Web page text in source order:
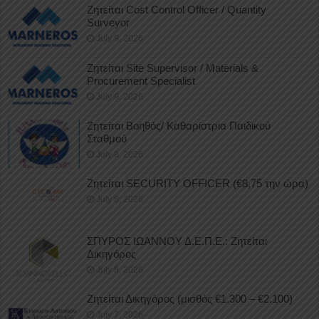
Ζητείται Cost Control Officer / Quantity
Surveyor
July 9, 2026
Ζητείται Site Supervisor / Materials &
Procurement Specialist
July 9, 2026
Ζητείται Βοηθός/ Καθαρίστρια Παιδικού
Σταθμού
July 8, 2026
Ζητείται SECURITY OFFICER (€8,75 την ώρα)
July 8, 2026
ΣΠΥΡΟΣ ΙΩΑΝΝΟΥ Δ.Ε.Π.Ε.: Ζητείται
Δικηγόρος
July 8, 2026
Ζητείται Δικηγόρος (μισθός €1.300 – €2.100)
July 7, 2026